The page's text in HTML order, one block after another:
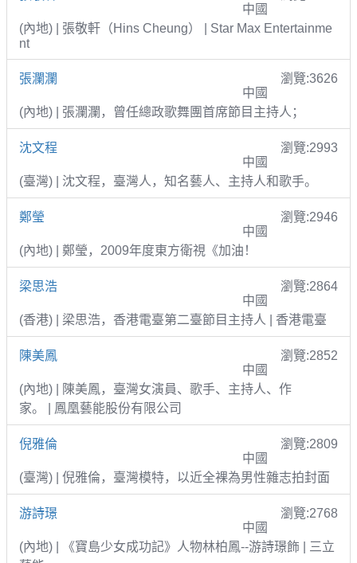
中國
(內地) | 張敬軒（Hins Cheung） | Star Max Entertainme
nt
張瀾瀾
瀏覽:3626
中國
(內地) | 張瀾瀾，曾任總政歌舞團首席節目主持人；
沈文程
瀏覽:2993
中國
(臺灣) | 沈文程，臺灣人，知名藝人、主持人和歌手。
鄭瑩
瀏覽:2946
中國
(內地) | 鄭瑩，2009年度東方衛視《加油！
梁思浩
瀏覽:2864
中國
(香港) | 梁思浩，香港電臺第二臺節目主持人 | 香港電臺
陳美鳳
瀏覽:2852
中國
(內地) | 陳美鳳，臺灣女演員、歌手、主持人、作
家。 | 鳳凰藝能股份有限公司
倪雅倫
瀏覽:2809
中國
(臺灣) | 倪雅倫，臺灣模特，以近全裸為男性雜志拍封面
游詩璟
瀏覽:2768
中國
(內地) | 《寶島少女成功記》人物林柏鳳--游詩璟飾 | 三立